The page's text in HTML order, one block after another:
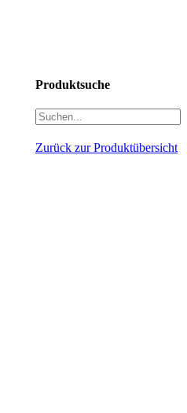
Produktsuche
Zurück zur Produktübersicht